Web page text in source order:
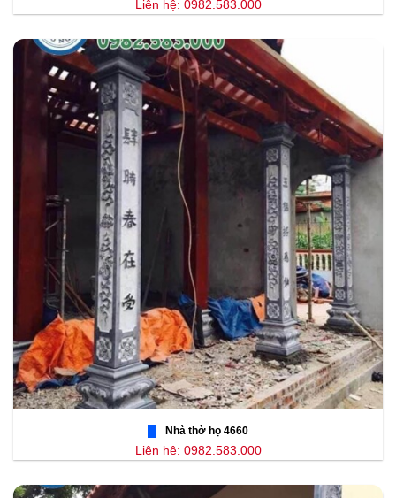
Liên hệ: 0982.583.000
Nhà thờ họ 4660
Liên hệ: 0982.583.000